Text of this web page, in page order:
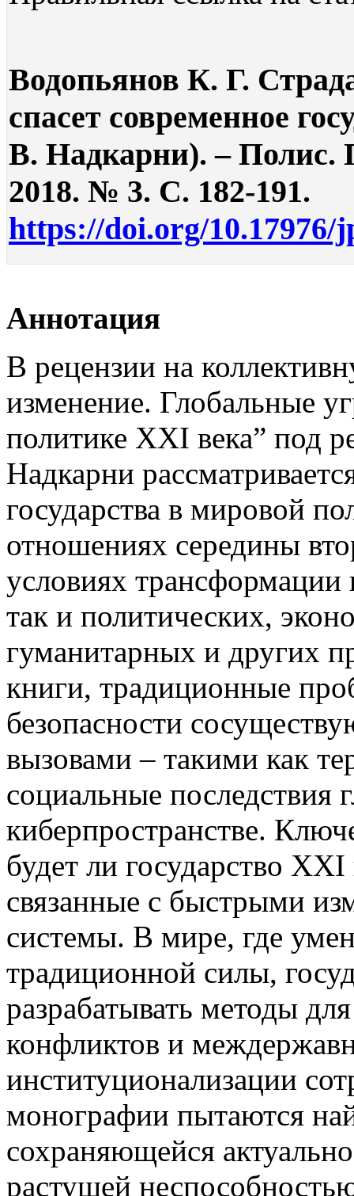
Водопьянов К. Г.
спасет современное
В. Надкарни). – Полис.
2018. № 3. С. 182-191.
https://doi.org/10.17976/
Аннотация
В рецензии на
изменение. Глобальные
политике XXI века” под
Надкарни
государства в мировой
отношениях середины
условиях трансформации
так и политических,
гуманитарных и других
книги, традиционные
безопасности
вызовами – такими как
социальные последствия
киберпространстве.
будет ли государство
связанные с быстрыми
системы. В мире, где
традиционной силы,
разрабатывать методы
конфликтов и
институционализации
монографии пытаются
сохраняющейся
растущей